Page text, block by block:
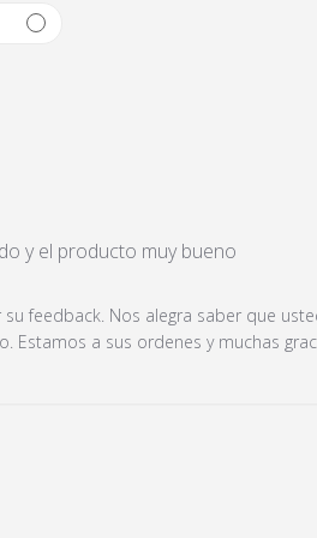
y el producto muy bueno
Store Owner on Mon Sep 13
feedback. Nos alegra saber que
Estamos a sus ordenes y muchas